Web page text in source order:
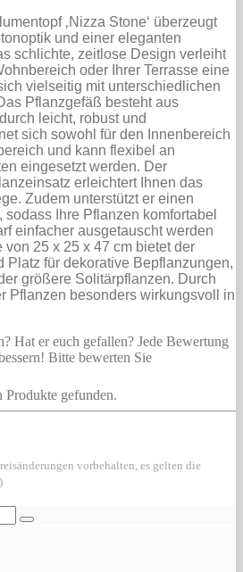
‚Nizza Stone‘ überzeugt
und einer eleganten
schlichte, zeitlose Design verleiht
oder Ihrer Terrasse eine
vielseitig mit unterschiedlichen
Pflanzgefäß besteht aus
leicht, robust und
sich sowohl für den Innenbereich
und kann flexibel an
eingesetzt werden. Der
erleichtert Ihnen das
Zudem unterstützt er einen
sodass Ihre Pflanzen komfortabel
einfacher ausgetauscht werden
von 25 x 25 x 47 cm bietet der
Platz für dekorative Bepflanzungen,
größere Solitärpflanzen. Durch
Pflanzen besonders wirkungsvoll in
Hat er euch gefallen? Jede Bewertung
Bitte bewerten Sie
Produkte gefunden.
vorbehalten, es gelten die